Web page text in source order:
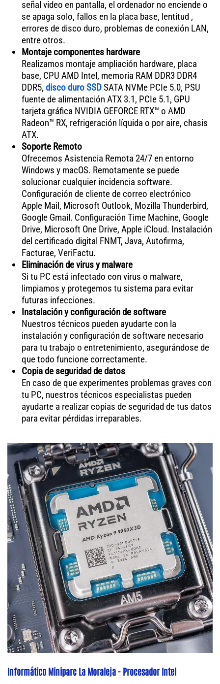
señal video en pantalla, el ordenador no enciende o
se apaga solo, fallos en la placa base, lentitud ,
errores de disco duro, problemas de conexión LAN,
entre otros.
Montaje componentes hardware
Realizamos montaje ampliación hardware, placa
base, CPU AMD Intel, memoria RAM DDR3 DDR4
DDR5, disco duro SSDSATA NVMe PCIe 5.0, PSU
fuente de alimentación ATX 3.1, PCIe 5.1, GPU
tarjeta gráfica NVIDIA GEFORCE RTX™ o AMD
Radeon™ RX, refrigeración líquida o por aire, chasis
ATX.
Soporte Remoto
Ofrecemos Asistencia Remota 24/7 en entorno
Windows y macOS. Remotamente se puede
solucionar cualquier incidencia software.
Configuración de cliente de correo electrónico
Apple Mail, Microsoft Outlook, Mozilla Thunderbird,
Google Gmail. Configuración Time Machine, Google
Drive, Microsoft One Drive, Apple iCloud. Instalación
del certificado digital FNMT, Java, Autofirma,
Facturae, VeriFactu.
Eliminación de virus y malware
Si tu PC está infectado con virus o malware,
limpiamos y protegemos tu sistema para evitar
futuras infecciones.
Instalación y configuración de software
Nuestros técnicos pueden ayudarte con la
instalación y configuración de software necesario
para tu trabajo o entretenimiento, asegurándose de
que todo funcione correctamente.
Copia de seguridad de datos
En caso de que experimentes problemas graves con
tu PC, nuestros técnicos especialistas pueden
ayudarte a realizar copias de seguridad de tus datos
para evitar pérdidas irreparables.
Informático Miniparc La Moraleja - Procesador Intel